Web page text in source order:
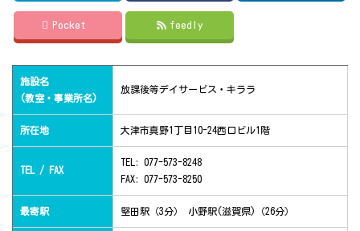
Pocket feedly
施設名
(教室・事業所名)
放課後等デイサービス・キララ
所在地 大津市真野1丁目10-24西口ビル1階
TEL / FAX
TEL: 077-573-8248
FAX: 077-573-8250
最寄駅 堅田駅（3分） 小野駅(滋賀県)（26分）